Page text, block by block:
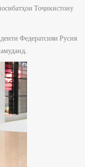
Тоҷикистону
Федератсияи Русия